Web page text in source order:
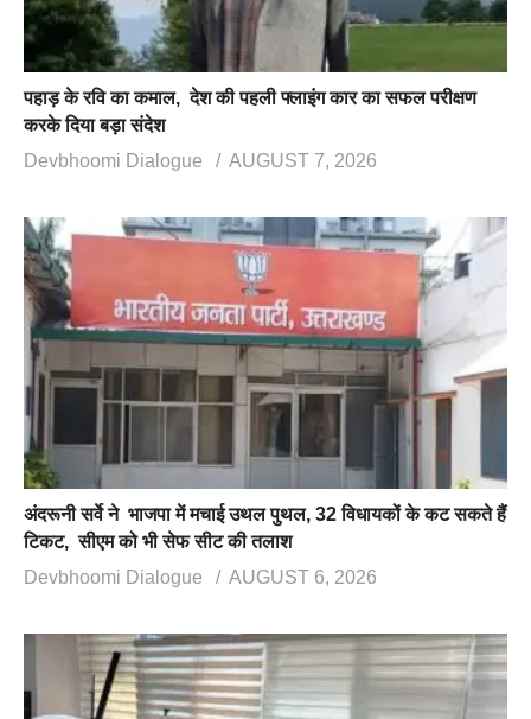
पहाड़ के रवि का कमाल, देश की पहली फ्लाइंग कार का सफल परीक्षण
करके दिया बड़ा संदेश
Devbhoomi Dialogue
AUGUST 7, 2026
अंदरूनी सर्वे ने भाजपा में मचाई उथल पुथल, 32 विधायकों के कट सकते हैं
टिकट, सीएम को भी सेफ सीट की तलाश
Devbhoomi Dialogue
AUGUST 6, 2026